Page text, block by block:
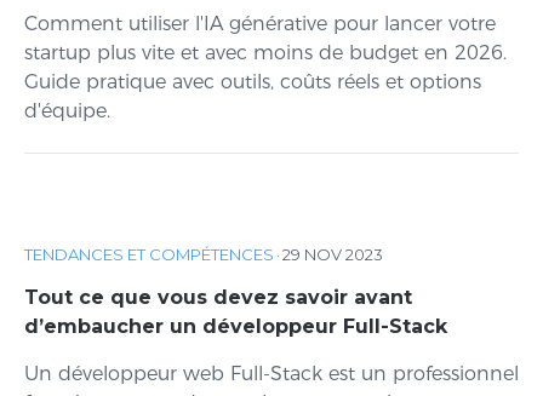
Comment utiliser l'IA générative pour lancer votre
startup plus vite et avec moins de budget en 2026.
Guide pratique avec outils, coûts réels et options
d'équipe.
TENDANCES ET COMPÉTENCES ·29 NOV 2023
Tout ce que vous devez savoir avant
d’embaucher un développeur Full-Stack
Un développeur web Full-Stack est un professionnel